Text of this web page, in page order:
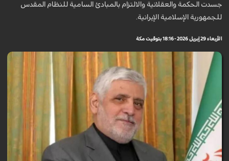
جسدت الحكمة والعقلانية والالتزام بالمبادئ السامية للنظام المقدس
للجمهورية الإسلامية الإيرانية.
الأربعاء 29 إبريل 2026 - 18:16 بتوقيت مكة